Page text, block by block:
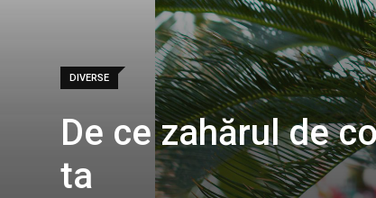
DIVERSE
De ce zahărul de
ta